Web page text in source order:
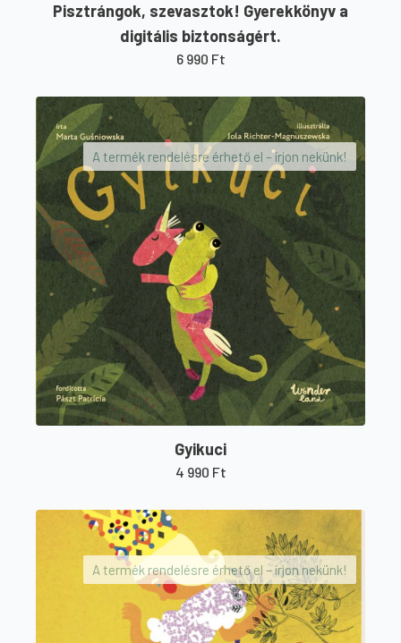
Pisztrángok, szevasztok! Gyerekkönyv a
digitális biztonságért.
6 990 Ft
A termék rendelésre érhető el – írjon nekünk!
Gyikuci
4 990 Ft
A termék rendelésre érhető el – írjon nekünk!